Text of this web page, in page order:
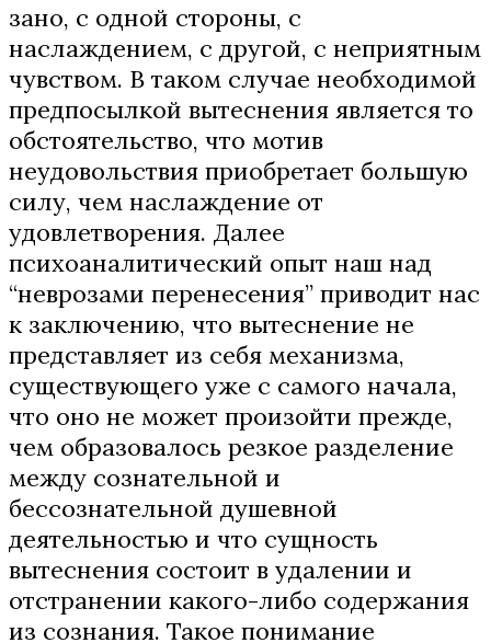
зано, с одной стороны, с
наслаждением, с другой, с неприятным
чувством. В таком случае необходимой
предпосылкой вытеснения является то
обстоятельство, что мотив
неудовольствия приобретает большую
силу, чем наслаждение от
удовлетворения. Далее
психоаналитический опыт наш над
“неврозами перенесения” приводит нас
к заключению, что вытеснение не
представляет из себя механизма,
существующего уже с самого начала,
что оно не может произойти прежде,
чем образовалось резкое разделение
между сознательной и
бессознательной душевной
деятельностью и что сущность
вытеснения состоит в удалении и
отстранении какого-либо содержания
из сознания. Такое понимание